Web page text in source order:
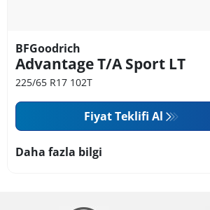
BFGoodrich
Advantage T/A Sport LT
225/65 R17 102T
Fiyat Teklifi Al
Daha fazla bilgi